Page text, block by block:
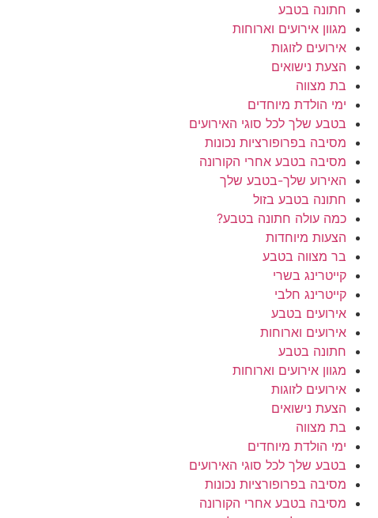
חתונה בטבע
מגוון אירועים וארוחות
אירועים לזוגות
הצעת נישואים
בת מצווה
ימי הולדת מיוחדים
בטבע שלך לכל סוגי האירועים
מסיבה בפרופורציות נכונות
מסיבה בטבע אחרי הקורונה
האירוע שלך-בטבע שלך
חתונה בטבע בזול
כמה עולה חתונה בטבע?
הצעות מיוחדות
בר מצווה בטבע
קייטרינג בשרי
קייטרינג חלבי
אירועים בטבע
אירועים וארוחות
חתונה בטבע
מגוון אירועים וארוחות
אירועים לזוגות
הצעת נישואים
בת מצווה
ימי הולדת מיוחדים
בטבע שלך לכל סוגי האירועים
מסיבה בפרופורציות נכונות
מסיבה בטבע אחרי הקורונה